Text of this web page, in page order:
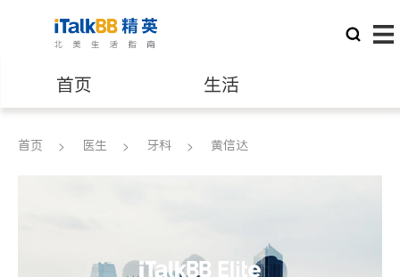
首页 生活
医生 律师
首页 医生 牙科 黄信达